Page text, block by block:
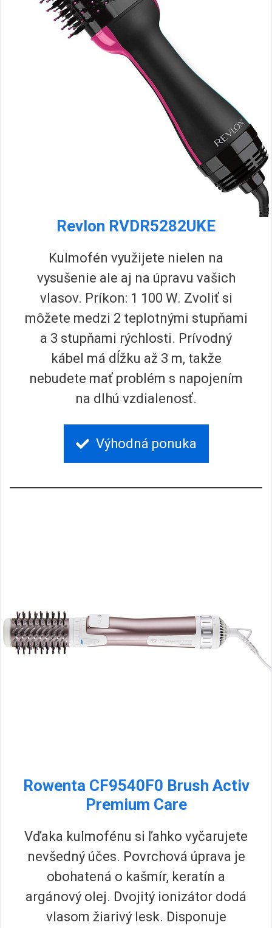
Revlon RVDR5282UKE
Kulmofén využijete nielen na
vysušenie ale aj na úpravu vašich
vlasov. Príkon: 1 100 W. Zvoliť si
môžete medzi 2 teplotnými stupňami
a 3 stupňami rýchlosti. Prívodný
kábel má dĺžku až 3 m, takže
nebudete mať problém s napojením
na dlhú vzdialenosť.
Výhodná ponuka
Rowenta CF9540F0 Brush Activ
Premium Care
Vďaka kulmofénu si ľahko vyčarujete
nevšedný účes. Povrchová úprava je
obohatená o kašmír, keratín a
argánový olej. Dvojitý ionizátor dodá
vlasom žiarivý lesk. Disponuje